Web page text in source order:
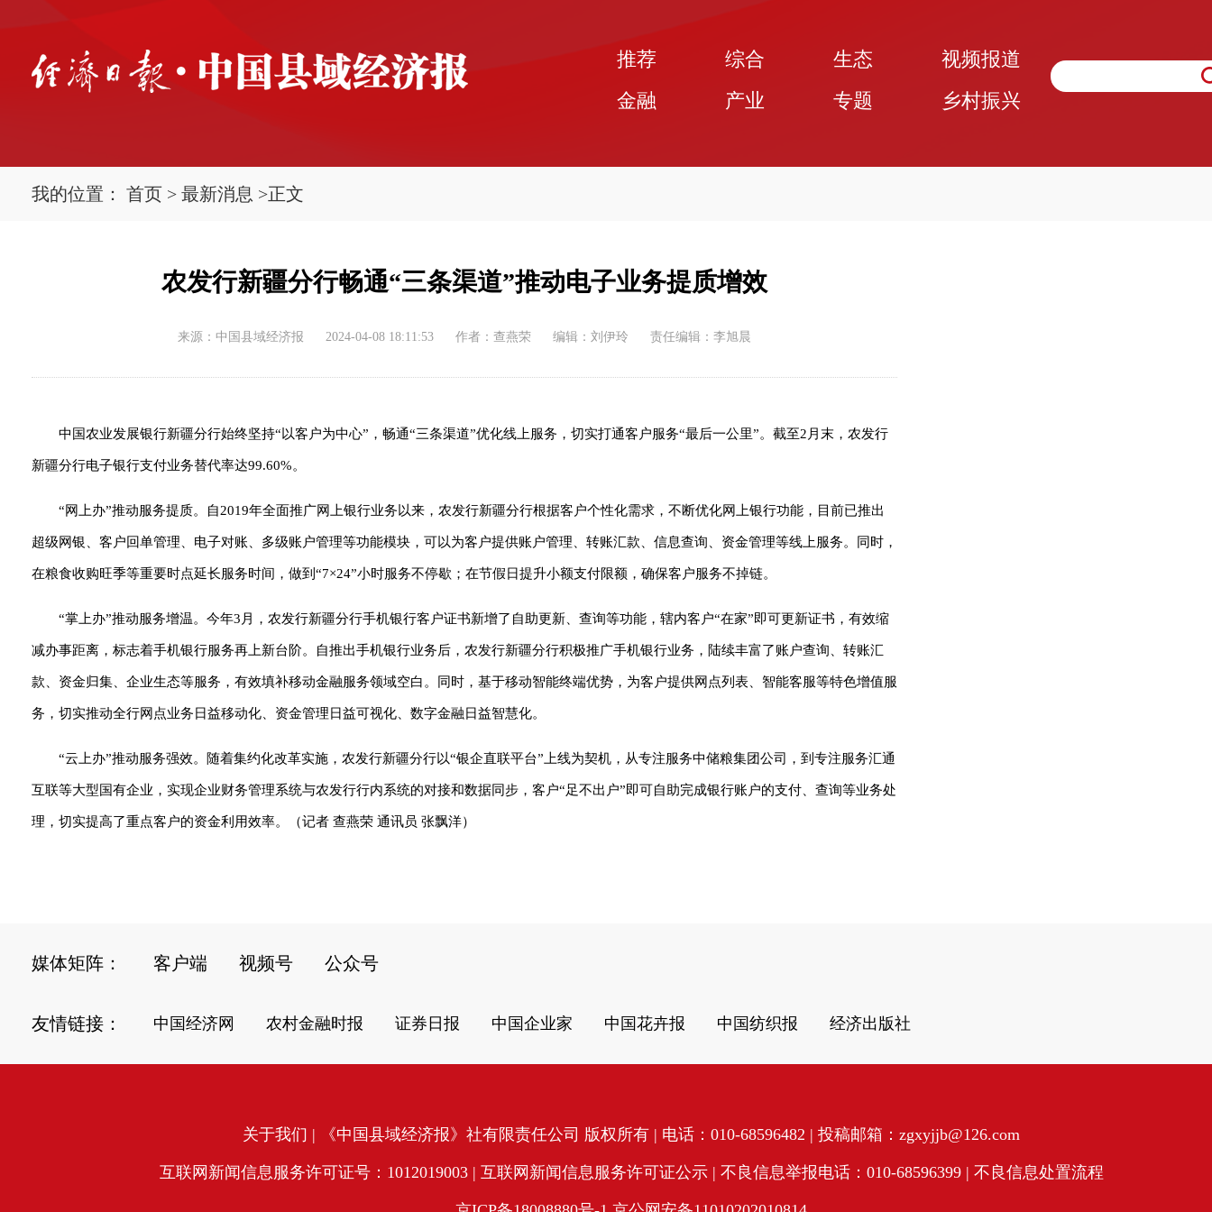
推荐 综合 生态
视频报道
金融
产业 专题 乡村振兴
我的位置： 首页 > 最新消息 >正文
农发行新疆分行畅通“三条渠道”推动电子业务提质增效
来源：中国县域经济报 2024-04-08 18:11:53 作者：查燕荣 编辑：刘伊玲 责任编辑：李旭晨
中国农业发展银行新疆分行始终坚持“以客户为中心”，畅通“三条渠道”优化线上服务，切实打通客户服务“最后一公里”。截至2月末，农发行
新疆分行电子银行支付业务替代率达99.60%。
“网上办”推动服务提质。自2019年全面推广网上银行业务以来，农发行新疆分行根据客户个性化需求，不断优化网上银行功能，目前已推出
超级网银、客户回单管理、电子对账、多级账户管理等功能模块，可以为客户提供账户管理、转账汇款、信息查询、资金管理等线上服务。同时，
在粮食收购旺季等重要时点延长服务时间，做到“7×24”小时服务不停歇；在节假日提升小额支付限额，确保客户服务不掉链。
“掌上办”推动服务增温。今年3月，农发行新疆分行手机银行客户证书新增了自助更新、查询等功能，辖内客户“在家”即可更新证书，有效缩
减办事距离，标志着手机银行服务再上新台阶。自推出手机银行业务后，农发行新疆分行积极推广手机银行业务，陆续丰富了账户查询、转账汇
款、资金归集、企业生态等服务，有效填补移动金融服务领域空白。同时，基于移动智能终端优势，为客户提供网点列表、智能客服等特色增值服
务，切实推动全行网点业务日益移动化、资金管理日益可视化、数字金融日益智慧化。
“云上办”推动服务强效。随着集约化改革实施，农发行新疆分行以“银企直联平台”上线为契机，从专注服务中储粮集团公司，到专注服务汇通
互联等大型国有企业，实现企业财务管理系统与农发行行内系统的对接和数据同步，客户“足不出户”即可自助完成银行账户的支付、查询等业务处
理，切实提高了重点客户的资金利用效率。（记者 查燕荣 通讯员 张飘洋）
媒体矩阵： 客户端 视频号 公众号
友情链接： 中国经济网 农村金融时报 证券日报 中国企业家 中国花卉报 中国纺织报 经济出版社
关于我们 | 《中国县域经济报》社有限责任公司 版权所有 | 电话：010-68596482 | 投稿邮箱：zgxyjjb@126.com
互联网新闻信息服务许可证号：1012019003 | 互联网新闻信息服务许可证公示| 不良信息举报电话：010-68596399 | 不良信息处置流程